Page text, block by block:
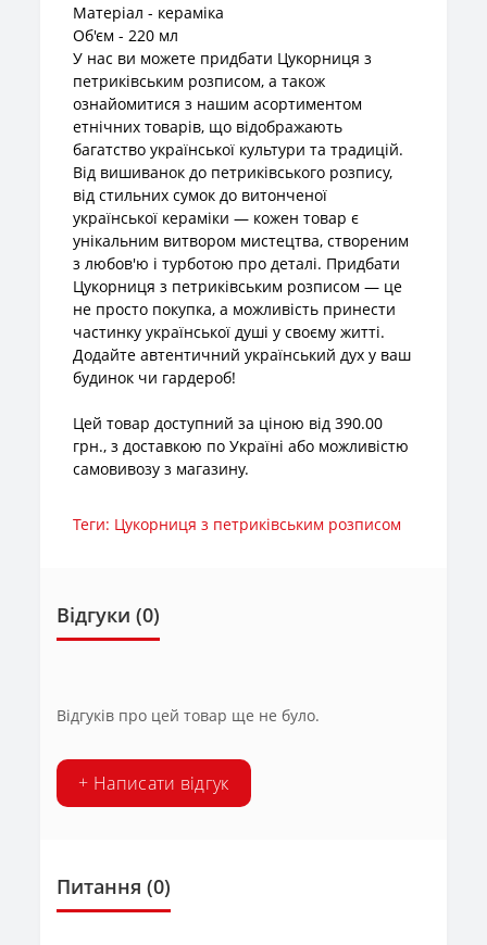
Матеріал - кераміка
Об'єм - 220 мл
У нас ви можете придбати Цукорниця з
петриківським розписом, а також
ознайомитися з нашим асортиментом
етнічних товарів, що відображають
багатство української культури та традицій.
Від вишиванок до петриківського розпису,
від стильних сумок до витонченої
української кераміки — кожен товар є
унікальним витвором мистецтва, створеним
з любов'ю і турботою про деталі. Придбати
Цукорниця з петриківським розписом — це
не просто покупка, а можливість принести
частинку української душі у своєму житті.
Додайте автентичний український дух у ваш
будинок чи гардероб!
Цей товар доступний за ціною від 390.00
грн., з доставкою по Україні або можливістю
самовивозу з магазину.
Теги: Цукорниця з петриківським розписом
Відгуки (0)
Відгуків про цей товар ще не було.
+ Написати відгук
Питання (0)